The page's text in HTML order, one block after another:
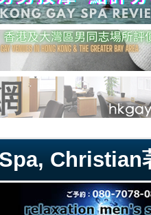
Christian